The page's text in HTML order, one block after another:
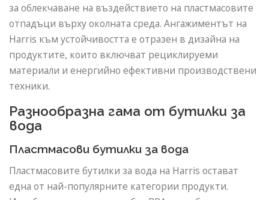
за облекчаване на въздействието на пластмасовите
отпадъци върху околната среда. Ангажиментът на
Harris към устойчивостта е отразен в дизайна на
продуктите, които включват рециклируеми
материали и енергийно ефективни производствени
техники.
Разнообразна гама от бутилки за
вода
Пластмасови бутилки за вода
Пластмасовите бутилки за вода на Harris остават
една от най-популярните категории продукти.